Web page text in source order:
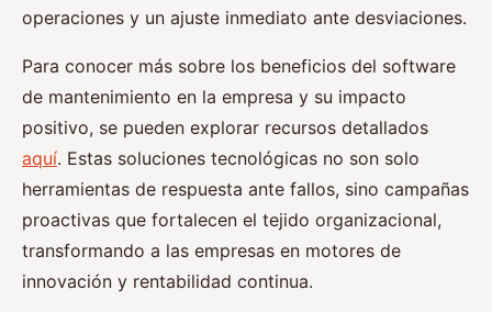
operaciones y un ajuste inmediato ante desviaciones.
Para conocer más sobre los beneficios del software
de mantenimiento en la empresa y su impacto
positivo, se pueden explorar recursos detallados
aquí. Estas soluciones tecnológicas no son solo
herramientas de respuesta ante fallos, sino campañas
proactivas que fortalecen el tejido organizacional,
transformando a las empresas en motores de
innovación y rentabilidad continua.